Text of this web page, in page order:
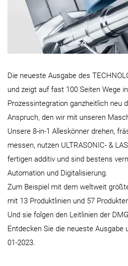
Die neueste Ausgabe des
und zeigt auf fast 100 Seiten Wege
Prozessintegration ganzheitlich neu
Anspruch, den wir mit unseren
Unsere 8-in-1 Alleskönner drehen,
messen, nutzen ULTRASONIC- &
fertigen additiv und sind bestens
Automation und Digitalisierung.
Zum Beispiel mit dem weltweit
mit 13 Produktlinien und 57
Und sie folgen den Leitlinien der
Entdecken Sie die neueste Ausgabe
01-2023.